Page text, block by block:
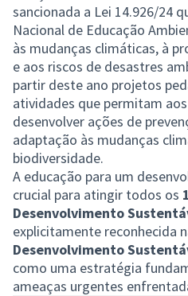
sancionada a Lei 14.926/24
Nacional de Educação
às mudanças climáticas, à
e aos riscos de desastres
partir deste ano projetos
atividades que permitam
desenvolver ações de
adaptação às mudanças
biodiversidade.
A educação para um
crucial para atingir todos os
Desenvolvimento
explicitamente reconhecida
Desenvolvimento
como uma estratégia
ameaças urgentes